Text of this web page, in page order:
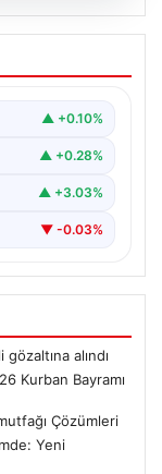
yatacak?
▲ +0.10%
▲ +0.28%
▲ +3.03%
▼ -0.03%
alındı
Kurban Bayramı
Çözümleri
Yeni